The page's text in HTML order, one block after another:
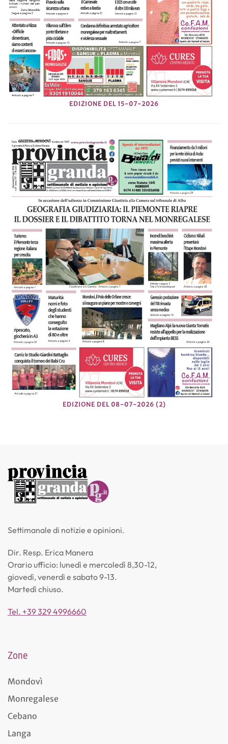
EDIZIONE DEL 15-07-2026
EDIZIONE DEL 08-07-2026 (2)
Settimanale di notizie e opinioni.
Dir. Resp. Erica Manera
Orario ufficio: lunedì e mercoledì 8,30-12,
giovedì, venerdì e sabato 9-13.
Martedì chiuso.
Tel. +39 329 4996660
Zone
Mondovì
Monregalese
Cebano
Langa